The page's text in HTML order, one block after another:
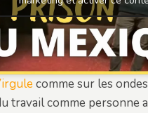
comme sur les
travail comme personne